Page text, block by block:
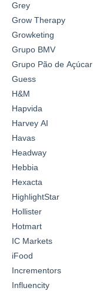
Grey
Grow Therapy
Growketing
Grupo BMV
Grupo Pão de Açúcar
Guess
H&M
Hapvida
Harvey AI
Havas
Headway
Hebbia
Hexacta
HighlightStar
Hollister
Hotmart
IC Markets
iFood
Incrementors
Influencity